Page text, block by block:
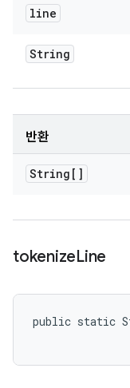
line
String
반환
String[]
tokenizeLine
public static